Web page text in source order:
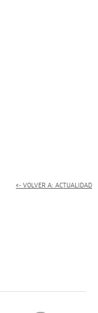
<- VOLVER A: ACTUALIDAD